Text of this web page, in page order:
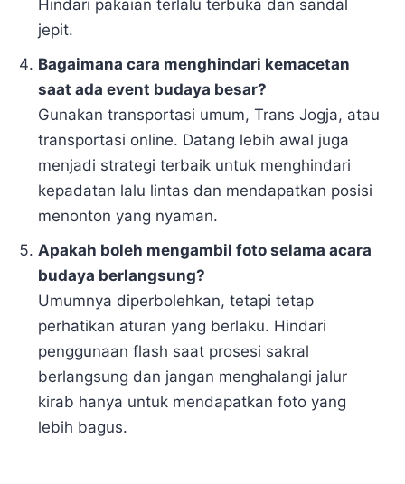
Hindari pakaian terlalu terbuka dan sandal
jepit.
Bagaimana cara menghindari kemacetan
saat ada event budaya besar?
Gunakan transportasi umum, Trans Jogja, atau
transportasi online. Datang lebih awal juga
menjadi strategi terbaik untuk menghindari
kepadatan lalu lintas dan mendapatkan posisi
menonton yang nyaman.
Apakah boleh mengambil foto selama acara
budaya berlangsung?
Umumnya diperbolehkan, tetapi tetap
perhatikan aturan yang berlaku. Hindari
penggunaan flash saat prosesi sakral
berlangsung dan jangan menghalangi jalur
kirab hanya untuk mendapatkan foto yang
lebih bagus.